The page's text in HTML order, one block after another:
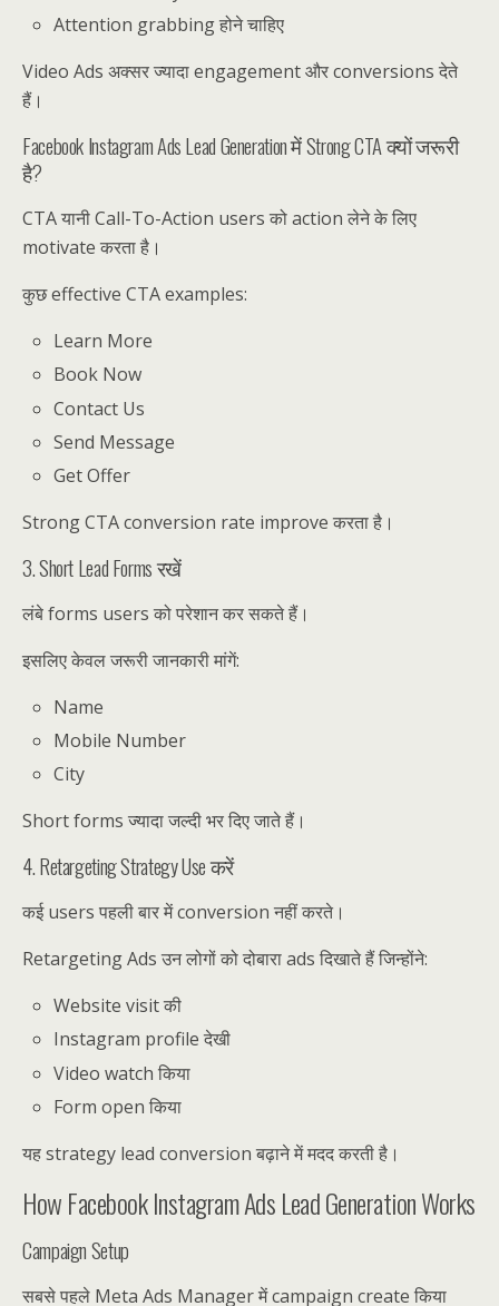
Attention grabbing होने चाहिए
Video Ads अक्सर ज्यादा engagement और conversions देते
हैं।
Facebook Instagram Ads Lead Generation में Strong CTA क्यों जरूरी
है?
CTA यानी Call-To-Action users को action लेने के लिए
motivate करता है।
कुछ effective CTA examples:
Learn More
Book Now
Contact Us
Send Message
Get Offer
Strong CTA conversion rate improve करता है।
3. Short Lead Forms रखें
लंबे forms users को परेशान कर सकते हैं।
इसलिए केवल जरूरी जानकारी मांगें:
Name
Mobile Number
City
Short forms ज्यादा जल्दी भर दिए जाते हैं।
4. Retargeting Strategy Use करें
कई users पहली बार में conversion नहीं करते।
Retargeting Ads उन लोगों को दोबारा ads दिखाते हैं जिन्होंने:
Website visit की
Instagram profile देखी
Video watch किया
Form open किया
यह strategy lead conversion बढ़ाने में मदद करती है।
How Facebook Instagram Ads Lead Generation Works
Campaign Setup
सबसे पहले Meta Ads Manager में campaign create किया